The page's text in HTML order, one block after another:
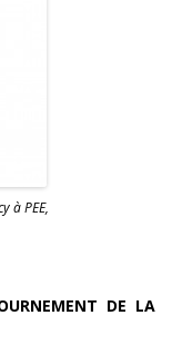
à PEE,
DE LA